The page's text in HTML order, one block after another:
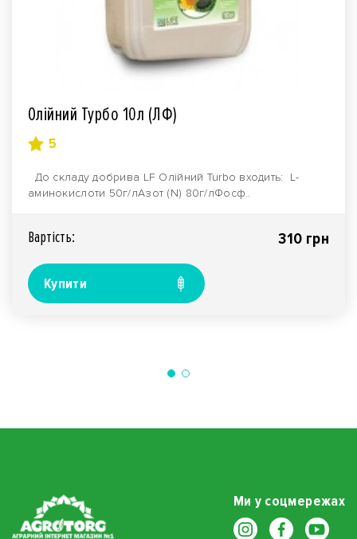
Олійний Турбо 10л (ЛФ)
5
До складу добрива LF Олійний Turbo входить: L-
аминокислоти 50г/лАзот (N) 80г/лФосф..
Вартiсть: 310 грн
Купити
Ми у соцмережах